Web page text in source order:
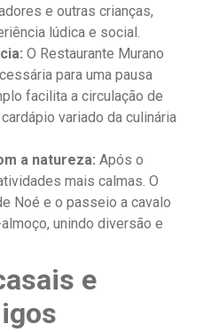
e outras crianças,
lúdica e social.
O Restaurante Murano
para uma pausa
facilita a circulação de
variado da culinária
a natureza: Após o
mais calmas. O
Noé e o passeio a cavalo
unindo diversão e
e